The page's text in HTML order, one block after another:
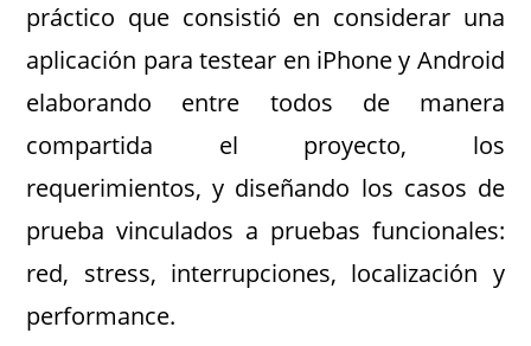
práctico que consistió en considerar una
aplicación para testear en iPhone y Android
elaborando entre todos de manera
compartida el proyecto, los
requerimientos, y diseñando los casos de
prueba vinculados a pruebas funcionales:
red, stress, interrupciones, localización y
performance.